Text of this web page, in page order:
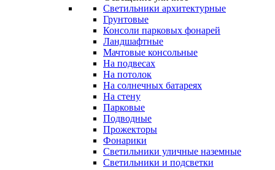
Светильники архитектурные
Грунтовые
Консоли парковых фонарей
Ландшафтные
Мачтовые консольные
На подвесах
На потолок
На солнечных батареях
На стену
Парковые
Подводные
Прожекторы
Фонарики
Светильники уличные наземные
Светильники и подсветки